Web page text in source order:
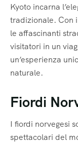
Kyoto incarna
tradizionale. Con
le affascinanti
visitatori in un
un’esperienza
naturale.
Fiordi
I fiordi norvegesi
spettacolari del